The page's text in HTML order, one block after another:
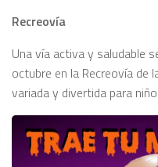
Recreovía
Una vía activa y saludable
octubre en la Recreovía de
variada y divertida para